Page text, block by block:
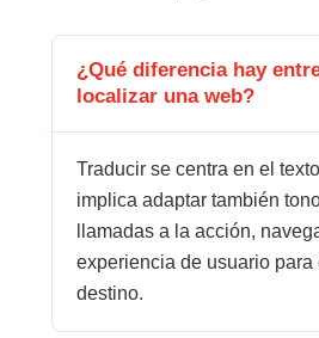
¿Qué diferencia hay
localizar una web?
Traducir se centra en el
implica adaptar también
llamadas a la acción,
experiencia de usuario para
destino.